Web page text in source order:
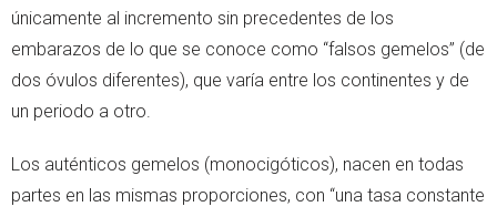
únicamente al incremento sin precedentes de los
embarazos de lo que se conoce como “falsos gemelos” (de
dos óvulos diferentes), que varía entre los continentes y de
un periodo a otro.
Los auténticos gemelos (monocigóticos), nacen en todas
partes en las mismas proporciones, con “una tasa constante